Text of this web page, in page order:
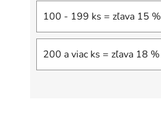
100 - 199 ks = zľava 15 %
200 a viac ks = zľava 18 %